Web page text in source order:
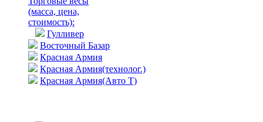
(масса, цена,
стоимость):
Гулливер
Восточный Базар
Красная Армия
Красная Армия(технолог.)
Красная Армия(Авто Т)